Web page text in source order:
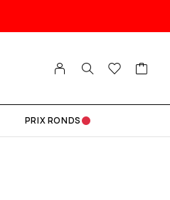
PRIX RONDS